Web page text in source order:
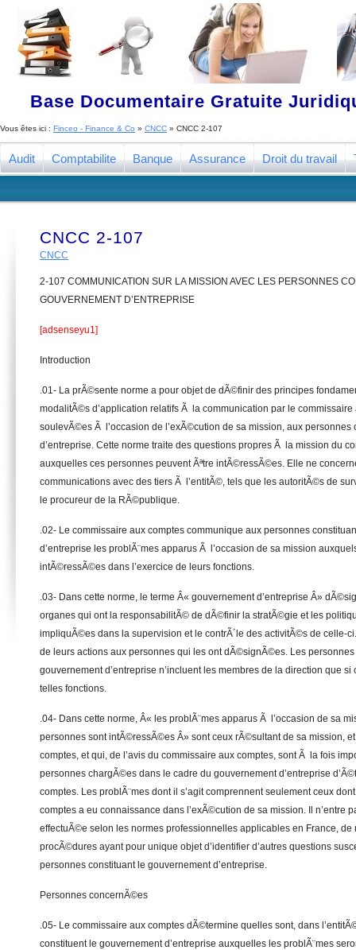
Base Documentaire Gratuite
Vous êtes ici : Finceo - Finance & Co » CNCC » CNCC 2-107
Audit Comptabilite Banque Assurance Droit du travail
CNCC 2-107
CNCC
2-107 COMMUNICATION SUR LA MISSION AVEC LES PERSONNES
GOUVERNEMENT D’ENTREPRISE
[adsenseyu1]
Introduction
.01- La prÃ©sente norme a pour objet de dÃ©finir des principes
modalitÃ©s d’application relatifs Ã la communication par le
soulevÃ©es Ã l’occasion de l’exÃ©cution de sa mission, aux personnes
d’entreprise. Cette norme traite des questions propres Ã la mission du
auxquelles ces personnes peuvent Ãªtre intÃ©ressÃ©es. Elle ne
communications avec des tiers Ã l’entitÃ©, tels que les autoritÃ©s de
le procureur de la RÃ©publique.
.02- Le commissaire aux comptes communique aux personnes
d’entreprise les problÃ¨mes apparus Ã l’occasion de sa mission
intÃ©ressÃ©es dans l’exercice de leurs fonctions.
.03- Dans cette norme, le terme Â« gouvernement d’entreprise Â»
organes qui ont la responsabilitÃ© de dÃ©finir la stratÃ©gie et les
impliquÃ©es dans la supervision et le contrÃ´le des activitÃ©s de celle-
de leurs actions aux personnes qui les ont dÃ©signÃ©es. Les
gouvernement d’entreprise n’incluent les membres de la direction que si
telles fonctions.
.04- Dans cette norme, Â« les problÃ¨mes apparus Ã l’occasion de sa
personnes sont intÃ©ressÃ©es Â» sont ceux rÃ©sultant de sa mission,
comptes, et qui, de l’avis du commissaire aux comptes, sont Ã la fois
personnes chargÃ©es dans le cadre du gouvernement d’entreprise
comptes. Les problÃ¨mes dont il s’agit comprennent seulement ceux
comptes a eu connaissance dans l’exÃ©cution de sa mission. Il n’entre
effectuÃ©e selon les normes professionnelles applicables en France, de
procÃ©dures ayant pour unique objet d’identifier d’autres questions
personnes constituant le gouvernement d’entreprise.
Personnes concernÃ©es
.05- Le commissaire aux comptes dÃ©termine quelles sont, dans
constituent le gouvernement d’entreprise auxquelles les problÃ¨mes